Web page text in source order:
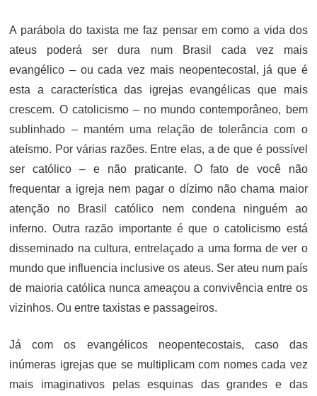
A parábola do taxista me faz pensar em como a vida dos
ateus poderá ser dura num Brasil cada vez mais
evangélico – ou cada vez mais neopentecostal, já que é
esta a característica das igrejas evangélicas que mais
crescem. O catolicismo – no mundo contemporâneo, bem
sublinhado – mantém uma relação de tolerância com o
ateísmo. Por várias razões. Entre elas, a de que é possível
ser católico – e não praticante. O fato de você não
frequentar a igreja nem pagar o dízimo não chama maior
atenção no Brasil católico nem condena ninguém ao
inferno. Outra razão importante é que o catolicismo está
disseminado na cultura, entrelaçado a uma forma de ver o
mundo que influencia inclusive os ateus. Ser ateu num país
de maioria católica nunca ameaçou a convivência entre os
vizinhos. Ou entre taxistas e passageiros.
Já com os evangélicos neopentecostais, caso das
inúmeras igrejas que se multiplicam com nomes cada vez
mais imaginativos pelas esquinas das grandes e das